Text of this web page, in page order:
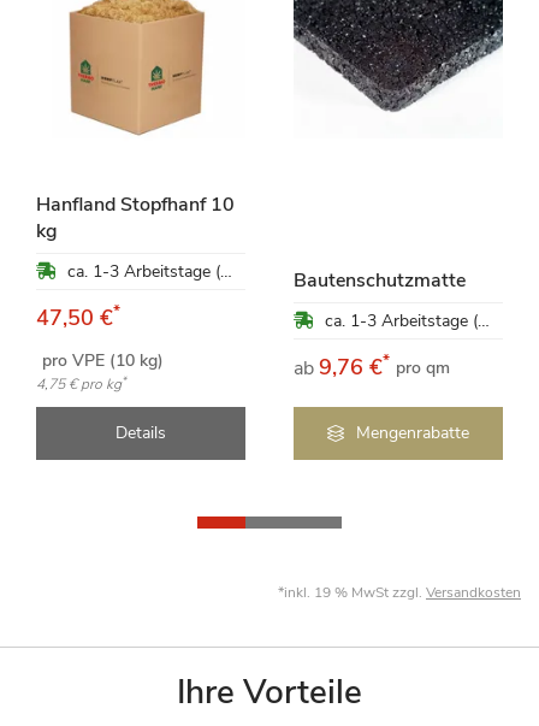
Hanfland Stopfhanf 10
kg
ca. 1-3 Arbeitstage (Mo-Fr)
47,50 €*
pro VPE (10 kg)
4,75 €pro kg*
Details
Bautenschutzmatte
ca. 1-3 Arbeitstage (Mo-Fr)
ab9,76 €* pro qm
Mengenrabatte
*inkl. 19 % MwSt zzgl. Versandkosten
Ihre Vorteile